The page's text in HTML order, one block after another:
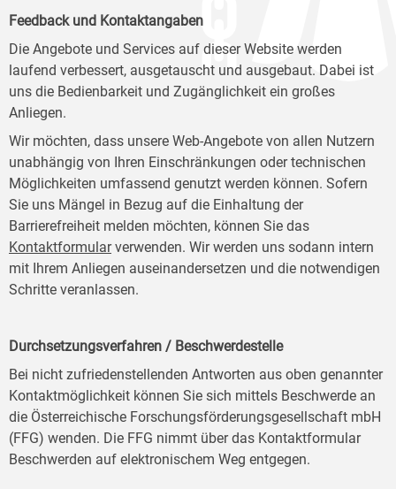
Feedback und Kontaktangaben
Die Angebote und Services auf dieser Website werden
laufend verbessert, ausgetauscht und ausgebaut. Dabei ist
uns die Bedienbarkeit und Zugänglichkeit ein großes
Anliegen.
Wir möchten, dass unsere Web-Angebote von allen Nutzern
unabhängig von Ihren Einschränkungen oder technischen
Möglichkeiten umfassend genutzt werden können. Sofern
Sie uns Mängel in Bezug auf die Einhaltung der
Barrierefreiheit melden möchten, können Sie das
Kontaktformularverwenden. Wir werden uns sodann intern
mit Ihrem Anliegen auseinandersetzen und die notwendigen
Schritte veranlassen.
Durchsetzungsverfahren / Beschwerdestelle
Bei nicht zufriedenstellenden Antworten aus oben genannter
Kontaktmöglichkeit können Sie sich mittels Beschwerde an
die Österreichische Forschungsförderungsgesellschaft mbH
(FFG) wenden. Die FFG nimmt über das Kontaktformular
Beschwerden auf elektronischem Weg entgegen.